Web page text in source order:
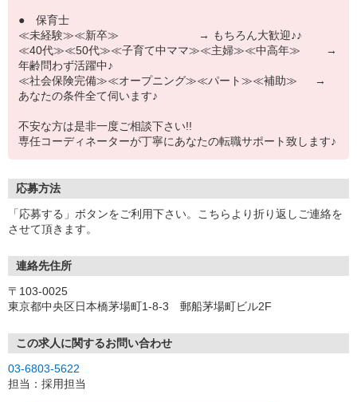
● 保育士
≪未経験≫≪新卒≫ → もちろん大歓迎♪♪
≪40代≫≪50代≫≪子育て中ママ≫≪主婦≫≪中高年≫ →
年齢問わず活躍中♪
≪社会保険完備≫≪オープニング≫≪パート≫≪補助≫ →
あなたの条件全て伺います♪
不安な方は是非一度ご相談下さい!!
専任コーディネーターが丁寧にあなたの転職サポート致します♪
応募方法
「応募する」ボタンをご利用下さい。こちらより折り返しご連絡を
させて頂きます。
連絡先住所
〒103-0025
東京都中央区日本橋茅場町1-8-3 郵船茅場町ビル2F
この求人に関するお問い合わせ
03-6803-5622
担当：採用担当